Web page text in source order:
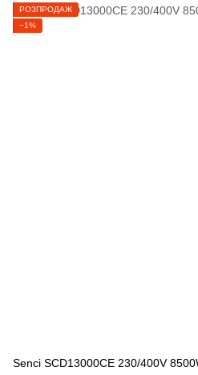
РОЗПРОДАЖ
−1%
Senci SCD13000CE 230/400V